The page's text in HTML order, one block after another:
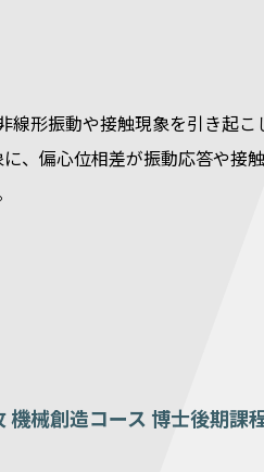
形振動や接触現象を引き起
、偏心位相差が振動応答や接
械創造コース 博士後期課